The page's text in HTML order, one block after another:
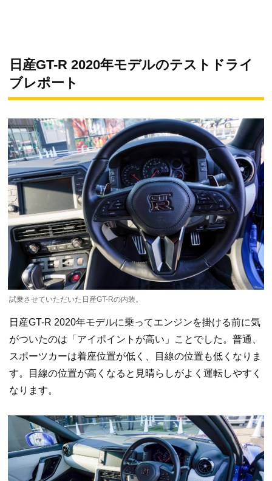
日産GT-R 2020年モデルのテストドライ
ブレポート
試乗させていただいた日産GT-Rの内装。
日産GT-R 2020年モデルに乗ってエンジンを掛ける前に気
がついたのは「アイポイントが高い」ことでした。普通、
スポーツカーは着座位置が低く、目線の位置も低くなりま
す。目線の位置が高くなると見晴らしがよく運転しやすく
なります。